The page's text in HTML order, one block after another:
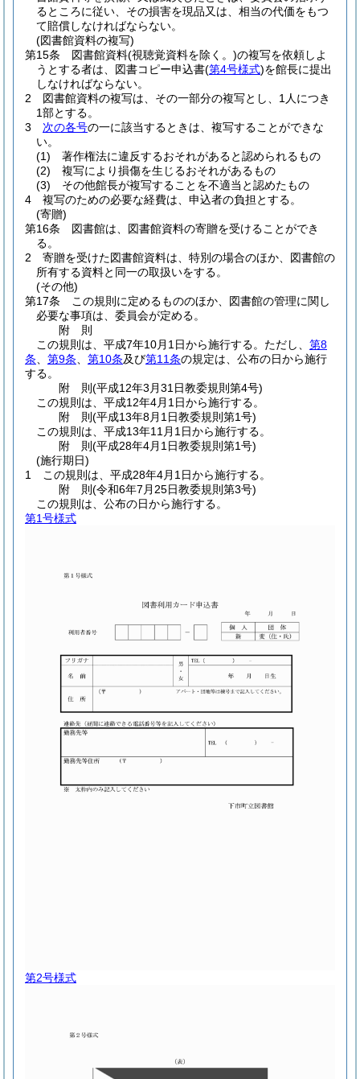
るところに従い、その損害を現品又は、相当の代価をもつ
て賠償しなければならない。
(図書館資料の複写)
第15条
図書館資料(視聴覚資料を除く。)の複写を依頼しよ
うとする者は、図書コピー申込書(第4号様式)を館長に提出
しなければならない。
2
図書館資料の複写は、その一部分の複写とし、1人につき
1部とする。
3
次の各号の一に該当するときは、複写することができな
い。
(1)
著作権法に違反するおそれがあると認められるもの
(2)
複写により損傷を生じるおそれがあるもの
(3)
その他館長が複写することを不適当と認めたもの
4
複写のための必要な経費は、申込者の負担とする。
(寄贈)
第16条
図書館は、図書館資料の寄贈を受けることができ
る。
2
寄贈を受けた図書館資料は、特別の場合のほか、図書館の
所有する資料と同一の取扱いをする。
(その他)
第17条
この規則に定めるもののほか、図書館の管理に関し
必要な事項は、委員会が定める。
附 則
この規則は、平成7年10月1日から施行する。 ただし、 第8
条
第9条 第10条及び第11条の規定は、公布の日から施行
する。
附 則(平成12年3月31日教委規則第4号)
この規則は、平成12年4月1日から施行する。
附 則(平成13年8月1日教委規則第1号)
この規則は、平成13年11月1日から施行する。
附 則(平成28年4月1日教委規則第1号)
(施行期日)
1
この規則は、平成28年4月1日から施行する。
附 則(令和6年7月25日教委規則第3号)
この規則は、公布の日から施行する。
第1号様式
第2号様式